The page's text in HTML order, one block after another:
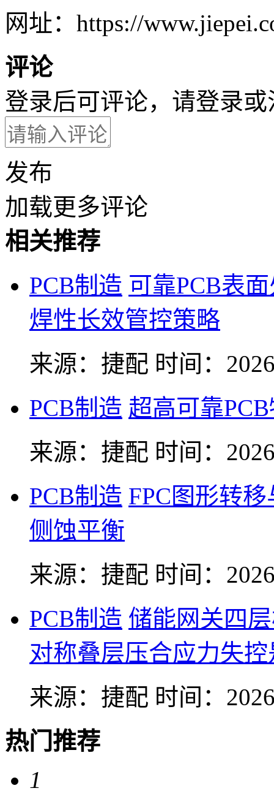
网址：https://
评论
登录后可评论，请登录或
发布
加载更多评论
相关推荐
PCB制造 可靠PCB表
焊性长效管控策略
来源：捷配 时间：
PCB制造 超高可靠
来源：捷配 时间：
PCB制造 FPC图形转
侧蚀平衡
来源：捷配 时间：
PCB制造 储能网关四
对称叠层压合应力失
来源：捷配 时间：
热门推荐
1